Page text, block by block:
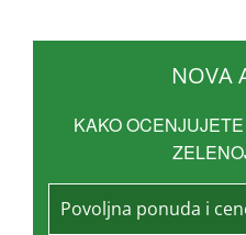
NOVA
KAKO
Povoljna ponuda i